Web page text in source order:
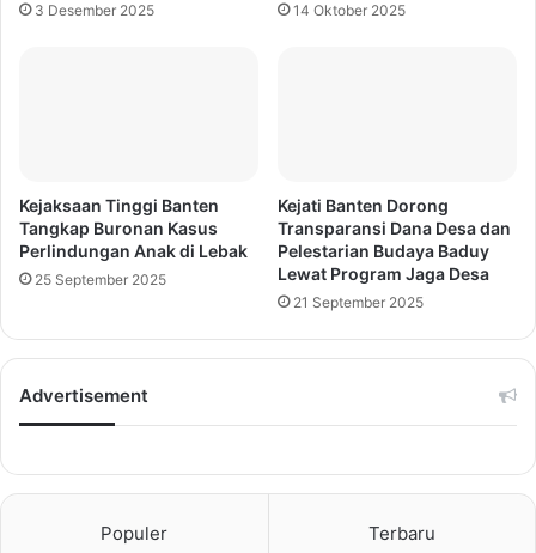
3 Desember 2025 14 Oktober 2025
Kejaksaan Tinggi Banten
Tangkap Buronan Kasus
Perlindungan Anak di Lebak
25 September 2025
Kejati Banten Dorong
Transparansi Dana Desa dan
Pelestarian Budaya Baduy
Lewat Program Jaga Desa
21 September 2025
Advertisement
Populer Terbaru